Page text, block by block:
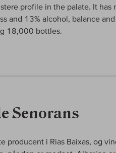
profile in the palate. It has
and 13% alcohol, balance and
18,000 bottles.
Senorans
producent i Rias Baixas, og